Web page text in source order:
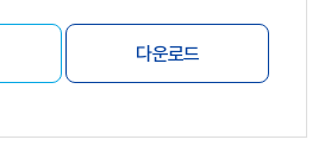
다운로드